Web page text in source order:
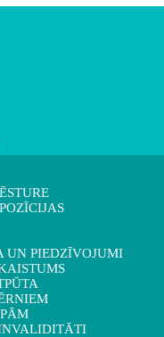
UN PIEDZĪVOJUMI